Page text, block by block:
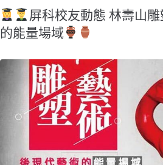
屏科校友動態 林壽山
的能量場域